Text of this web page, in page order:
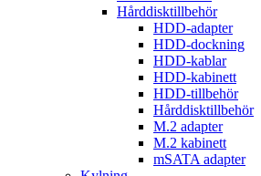
Hårddisktillbehör
HDD-adapter
HDD-dockning
HDD-kablar
HDD-kabinett
HDD-tillbehör
Hårddisktillbehör
M.2 adapter
M.2 kabinett
mSATA adapter